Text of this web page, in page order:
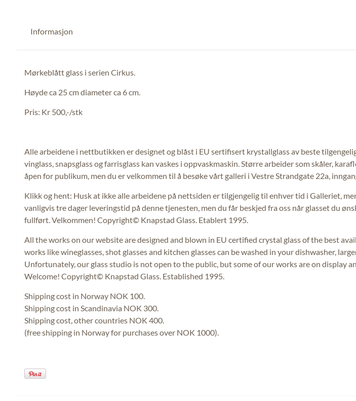
Informasjon
Mørkeblått glass i serien Cirkus.
Høyde ca 25 cm diameter ca 6 cm.
Pris: Kr 500,-/stk
Alle arbeidene i nettbutikken er designet og blåst i EU sertifisert krystallglass av beste
vinglass, snapsglass og farrisglass kan vaskes i oppvaskmaskin. Større arbeider som skåler,
åpen for publikum, men du er velkommen til å besøke vårt galleri i Vestre Strandgate 22a,
Klikk og hent: Husk at ikke alle arbeidene på nettsiden er tilgjengelig til enhver tid i Galleriet,
vanligvis tre dager leveringstid på denne tjenesten, men du får beskjed fra oss når glasset du
fullført. Velkommen! Copyright© Knapstad Glass. Etablert 1995.
All the works on our website are designed and blown in EU certified crystal glass of the best
works like wineglasses, shot glasses and kitchen glasses can be washed in your dishwasher,
Unfortunately, our glass studio is not open to the public, but some of our works are on display
Welcome! Copyright© Knapstad Glass. Established 1995.
Shipping cost in Norway NOK 100.
Shipping cost in Scandinavia NOK 300.
Shipping cost, other countries NOK 400.
(free shipping in Norway for purchases over NOK 1000).